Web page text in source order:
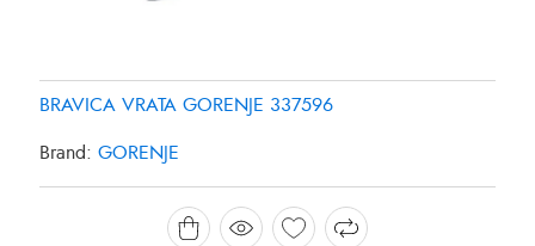
BRAVICA VRATA GORENJE 337596
Brand: GORENJE